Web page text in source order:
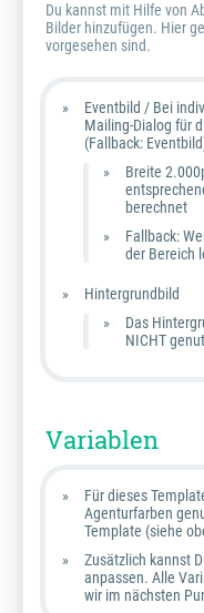
Du kannst mit Hilfe von
Bilder hinzufügen. Hier
vorgesehen sind.
Eventbild / Bei
Mailing-Dialog für
(Fallback:
Breite
berechnet
Fallback:
der Bereich
Hintergrundbild
Das
NICHT
Variablen
Für dieses
Agenturfarben
Template (siehe
Zusätzlich kannst
anpassen. Alle
wir im nächsten